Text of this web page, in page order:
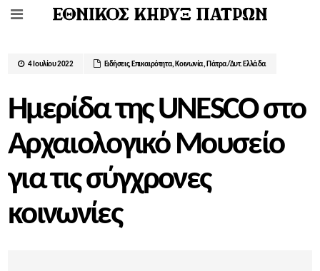
4 Ιουλίου 2022 Ειδήσεις, Επικαιρότητα, Κοινωνία, Πάτρα/Δυτ. Ελλάδα
Ημερίδα της UNESCO στο
Αρχαιολογικό Μουσείο
για τις σύγχρονες
κοινωνίες